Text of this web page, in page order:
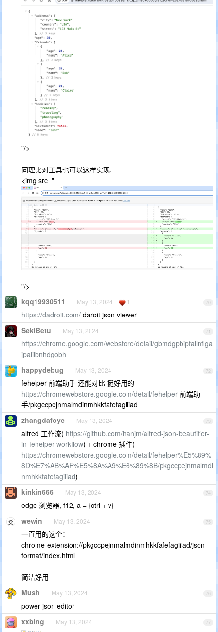
"/>
同理比对工具也可以这样实现:
<img src="
"/>
70
kqq19930511 May 13, 2024 1
https://dadroit.com/ daroit json viewer
71
SekiBetu May 13, 2024
https://chrome.google.com/webstore/detail/gbmdgpbipfallnflga
jpaliibnhdgobh
72
happydebug May 13, 2024
fehelper 前端助手 还能对比 挺好用的
https://chromewebstore.google.com/detail/fehelper 前端助
手/pkgccpejnmalmdinmhkkfafefagiiiad
73
zhangdafoye May 13, 2024
alfred 工作流( https://github.com/hanjm/alfred-json-beautifier-
in-fehelper-workflow) + chrome 插件(
https://chromewebstore.google.com/detail/fehelper%E5%89%
8D%E7%AB%AF%E5%8A%A9%E6%89%8B/pkgccpejnmalmdi
nmhkkfafefagiiiad)
74
kinkin666 May 13, 2024
edge 浏览器, f12, a = {ctrl + v}
75
wewin May 13, 2024
一直用的这个：
chrome-extension://pkgccpejnmalmdinmhkkfafefagiiiad/json-
format/index.html
简洁好用
76
Mush May 13, 2024
power json editor
77
xxbing May 13, 2024